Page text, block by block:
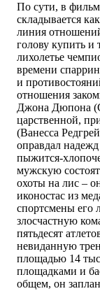
По сути, в
складывается
линия
голову купить и
лихолетье
времени
и
отношения
Джона Дюпона
царственной,
(Ванесса
оправдал
пыжится-
мужскую
охоты на лис –
иконостас из
спортсмены его
злосчастную
пятьдесят
невиданную
площадью 14
площадками и
общем, он